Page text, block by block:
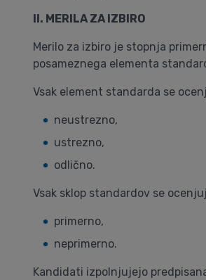
II. MERILA ZA IZBIRO
Merilo za izbiro je stopnja
posameznega elementa
Vsak element standarda se
neustrezno,
ustrezno,
odlično.
Vsak sklop standardov se
primerno,
neprimerno.
Kandidati izpolnjujejo